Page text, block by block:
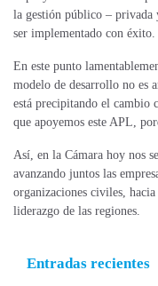
la gestión público – privada
ser implementado con éxito.
En este punto
modelo de desarrollo no es
está precipitando el cambio
que apoyemos este APL,
Así, en la Cámara hoy nos
avanzando juntos las
organizaciones civiles,
liderazgo de las regiones.
Entradas recientes